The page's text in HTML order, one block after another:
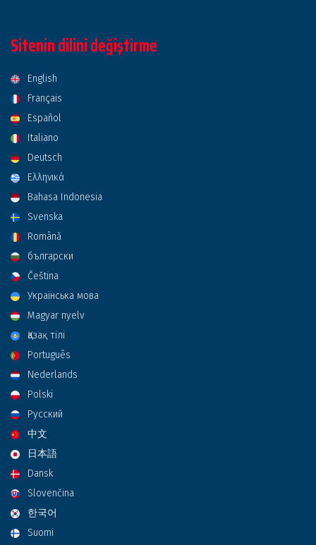
Sitenin dilini değiştirme
English
Français
Español
Italiano
Deutsch
Ελληνικά
Bahasa Indonesia
Svenska
Română
български
Čeština
Українська мова
Magyar nyelv
Қазақ тілі
Português
Nederlands
Polski
Русский
中文
日本語
Dansk
Slovenčina
한국어
Suomi